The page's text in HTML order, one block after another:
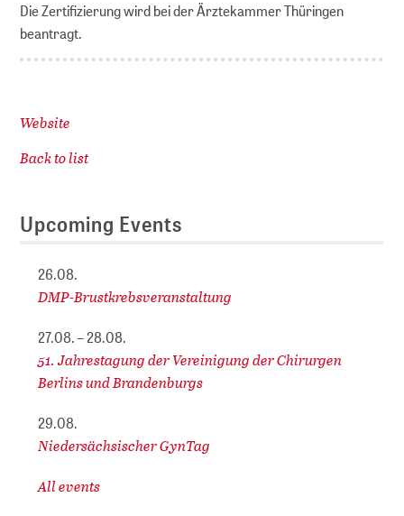
Die Zertifizierung wird bei der Ärztekammer Thüringen
beantragt.
Website
Back to list
Upcoming Events
26.08.
DMP-Brustkrebsveranstaltung
27.08. – 28.08.
51. Jahrestagung der Vereinigung der Chirurgen
Berlins und Brandenburgs
29.08.
Niedersächsischer GynTag
All events